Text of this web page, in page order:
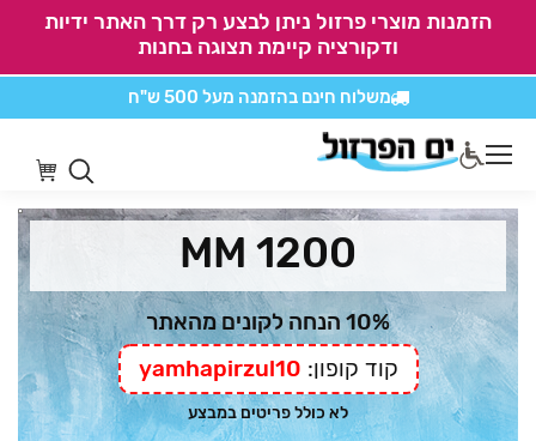
הזמנות מוצרי פרזול ניתן לבצע רק דרך האתר ידיות
ודקורציה קיימת תצוגה בחנות
משלוח חינם בהזמנה מעל 500 ש"ח
1200 MM
10% הנחה לקונים מהאתר
קוד קופון: yamhapirzul10
לא כולל פריטים במבצע